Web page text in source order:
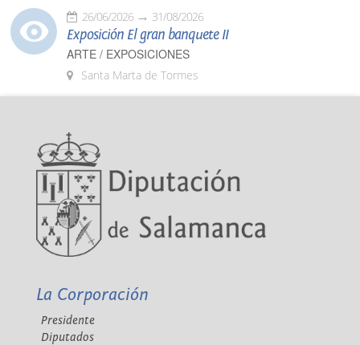
26/06/2026 31/08/2026
Exposición El gran banquete II
ARTE / EXPOSICIONES
Santa Marta de Tormes
La Corporación
Presidente
Diputados